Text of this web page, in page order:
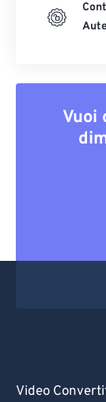
Vuoi
Video